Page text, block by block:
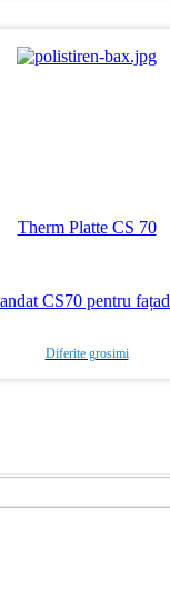
Therm Platte CS 70
CS70 pentru
Diferite grosimi